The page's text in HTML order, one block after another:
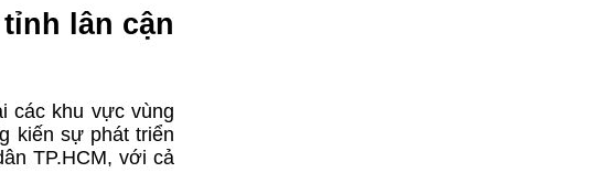
lân cận
các khu vực vùng
kiến sự phát triển
TP.HCM, với cả